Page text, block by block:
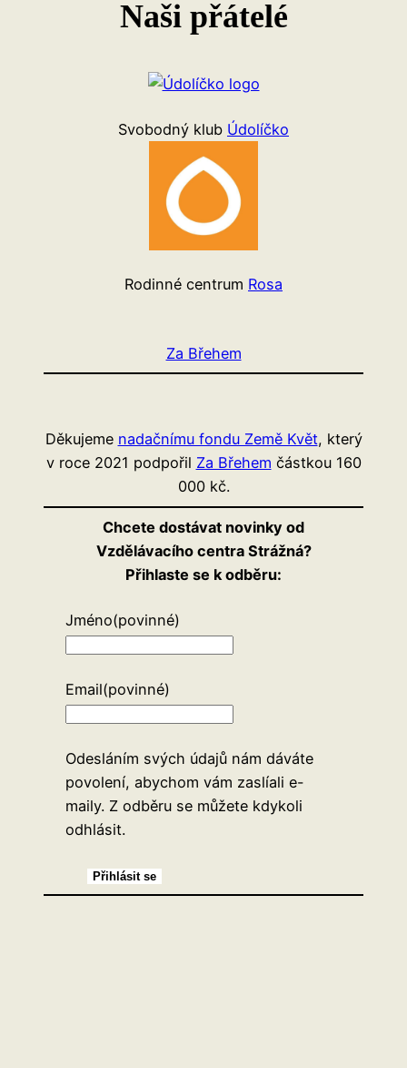
Naši přátelé
Svobodný klub Údolíčko
Rodinné centrum Rosa
Za Břehem
Děkujeme nadačnímu fondu Země Květ, který
v roce 2021 podpořil Za Břehem částkou 160
000 kč.
Chcete dostávat novinky od
Vzdělávacího centra Strážná?
Přihlaste se k odběru:
Jméno(povinné)
Email(povinné)
Odesláním svých údajů nám dáváte
povolení, abychom vám zaslíali e-
maily. Z odběru se můžete kdykoli
odhlásit.
Přihlásit se